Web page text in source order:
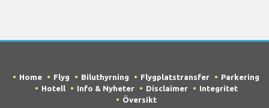
Home Flyg Biluthyrning Flygplatstransfer
Parkering
Hotell
Info & Nyheter Disclaimer
Integritet
Översikt